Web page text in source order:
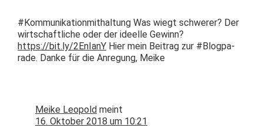
#Kom­mu­nika­tion­mithal­tung Was wiegt schw­er­er? Der
wirtschaftliche oder der ideelle Gewinn?
https://bit.ly/2EnIanY Hier mein Beitrag zur #Blog­pa­
rade. Danke für die Anre­gung, Meike
Meike Leopold meint
16. Oktober 2018 um 10:21